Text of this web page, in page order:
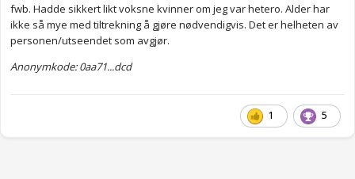
fwb. Hadde sikkert likt voksne kvinner om jeg var hetero. Alder har
ikke så mye med tiltrekning å gjøre nødvendigvis. Det er helheten av
personen/utseendet som avgjør.
Anonymkode: 0aa71...dcd
1 5